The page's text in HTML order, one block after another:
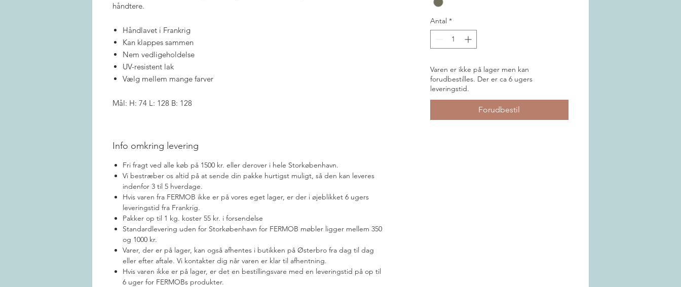
håndtere.
Håndlavet i Frankrig
Kan klappes sammen
Nem vedligeholdelse
UV-resistent lak
Vælg mellem mange farver
Mål: H: 74 L: 128 B: 128
Info omkring levering
Fri fragt ved alle køb på 1500 kr. eller derover i hele Storkøbenhavn.
Vi bestræber os altid på at sende din pakke hurtigst muligt, så den kan leveres
indenfor 3 til 5 hverdage.
Hvis varen fra FERMOB ikke er på vores eget lager, er der i øjeblikket 6 ugers
leveringstid fra Frankrig.
Pakker op til 1 kg. koster 55 kr. i forsendelse
Standardlevering uden for Storkøbenhavn for FERMOB møbler ligger mellem 350
og 1000 kr.
Varer, der er på lager, kan også afhentes i butikken på Østerbro fra dag til dag
eller efter aftale. Vi kontakter dig når varen er klar til afhentning.
Hvis varen ikke er på lager, er det en bestillingsvare med en leveringstid på op til
6 uger for FERMOBs produkter.
Antal *
Varen er ikke på lager men kan
forudbestilles. Der er ca 6 ugers
leveringstid.
Forudbestil